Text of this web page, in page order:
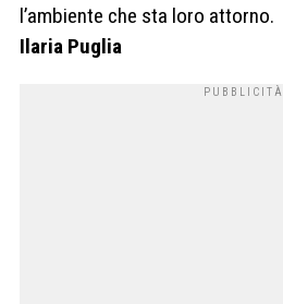
l’ambiente che sta loro attorno.
Ilaria Puglia